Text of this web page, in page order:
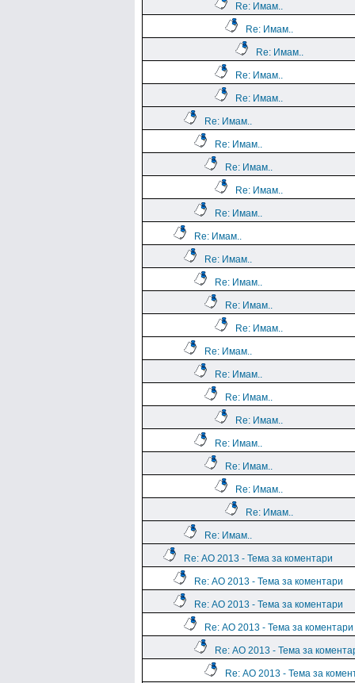
Re: Имам..
Re: Имам..
Re: Имам..
Re: Имам..
Re: Имам..
Re: Имам..
Re: Имам..
Re: Имам..
Re: Имам..
Re: Имам..
Re: Имам..
Re: Имам..
Re: Имам..
Re: Имам..
Re: Имам..
Re: Имам..
Re: Имам..
Re: Имам..
Re: Имам..
Re: Имам..
Re: Имам..
Re: Имам..
Re: Имам..
Re: Имам..
Re: АО 2013 - Тема за коментари
Re: АО 2013 - Тема за коментари
Re: АО 2013 - Тема за коментари
Re: АО 2013 - Тема за коментари
Re: АО 2013 - Тема за
Re: АО 2013 - Тема за